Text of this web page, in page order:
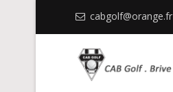
cabgolf@orange.fr